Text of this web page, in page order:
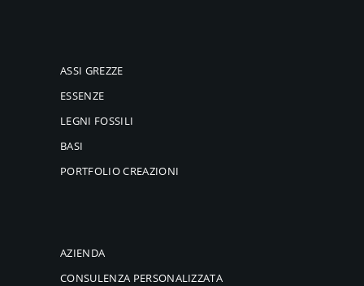
ASSI GREZZE
ESSENZE
LEGNI FOSSILI
BASI
PORTFOLIO CREAZIONI
AZIENDA
CONSULENZA PERSONALIZZATA